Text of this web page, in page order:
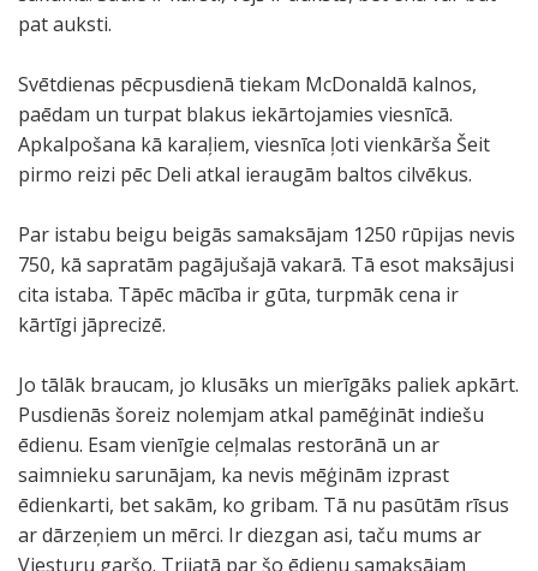
pat auksti.
Svētdienas pēcpusdienā tiekam McDonaldā kalnos,
paēdam un turpat blakus iekārtojamies viesnīcā.
Apkalpošana kā karaļiem, viesnīca ļoti vienkārša Šeit
pirmo reizi pēc Deli atkal ieraugām baltos cilvēkus.
Par istabu beigu beigās samaksājam 1250 rūpijas nevis
750, kā sapratām pagājušajā vakarā. Tā esot maksājusi
cita istaba. Tāpēc mācība ir gūta, turpmāk cena ir
kārtīgi jāprecizē.
Jo tālāk braucam, jo klusāks un mierīgāks paliek apkārt.
Pusdienās šoreiz nolemjam atkal pamēģināt indiešu
ēdienu. Esam vienīgie ceļmalas restorānā un ar
saimnieku sarunājam, ka nevis mēģinām izprast
ēdienkarti, bet sakām, ko gribam. Tā nu pasūtām rīsus
ar dārzeņiem un mērci. Ir diezgan asi, taču mums ar
Viesturu garšo. Trijatā par šo ēdienu samaksājam